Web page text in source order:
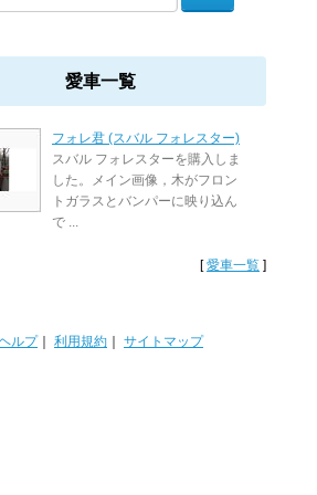
愛車一覧
フォレ君 (スバル フォレスター)
スバル フォレスターを購入しま
した。メイン画像，木がフロン
トガラスとバンパーに映り込ん
で ...
[愛車一覧 ]
ルプ｜ 利用規約 サイトマップ